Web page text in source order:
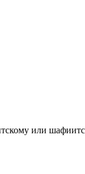
или